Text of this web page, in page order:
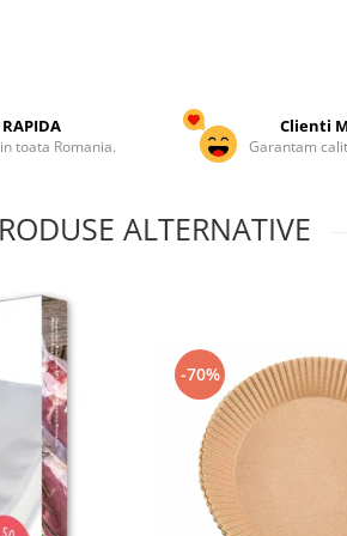
toata Romania.
Clienti
Garantam
ALTERNATIVE
-70%